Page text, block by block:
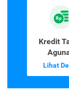
Kredit
Lihat